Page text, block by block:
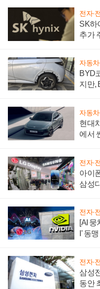
전자·
SK하
추가
자동차
BYD
지만,
자동차
현대
에서
전자·
아이
삼성
전자·
[AI
I' 동
전자·
삼성
동안